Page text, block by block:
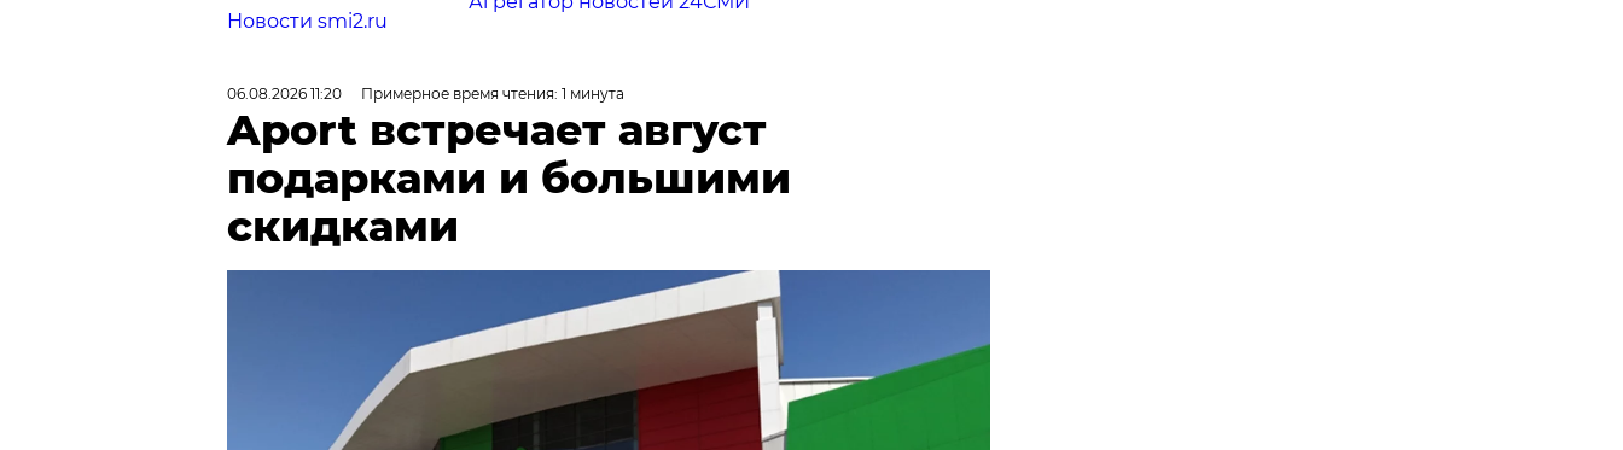
Новости smi2.ru
06.08.2026 11:20 Примерное время чтения: 1 минута
Aport встречает август
подарками и большими
скидками